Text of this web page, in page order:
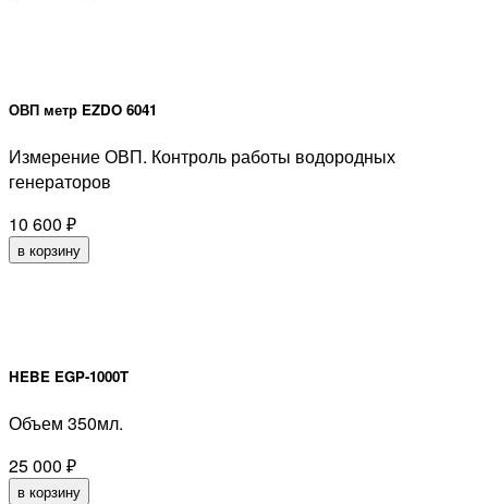
ОВП метр EZDO 6041
Измерение ОВП. Контроль работы водородных
генераторов
10 600 ₽
в корзину
HEBE EGP-1000T
Объем 350мл.
25 000 ₽
в корзину